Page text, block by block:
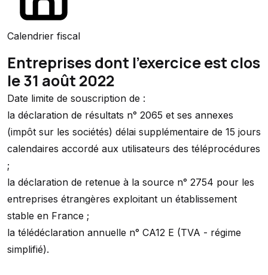
Calendrier fiscal
Entreprises dont l'exercice est clos
le 31 août 2022
Date limite de souscription de :
la déclaration de résultats n° 2065 et ses annexes
(impôt sur les sociétés) délai supplémentaire de 15 jours
calendaires accordé aux utilisateurs des téléprocédures
;
la déclaration de retenue à la source n° 2754 pour les
entreprises étrangères exploitant un établissement
stable en France ;
la télédéclaration annuelle n° CA12 E (TVA - régime
simplifié).